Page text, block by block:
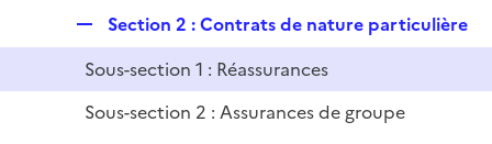
r
e
r
e
p
Section 2 : Contrats de nature particulière
Sous-section 1 : Réassurances
Sous-section 2 : Assurances de groupe